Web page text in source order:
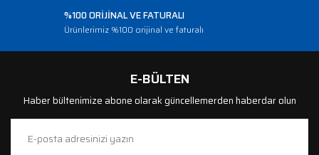
%100 ORİJİNAL VE FATURALI
Ürünlerimiz %100 orijinal ve faturalı
E-BÜLTEN
Haber bültenimize abone olarak güncellemerden haberdar olun